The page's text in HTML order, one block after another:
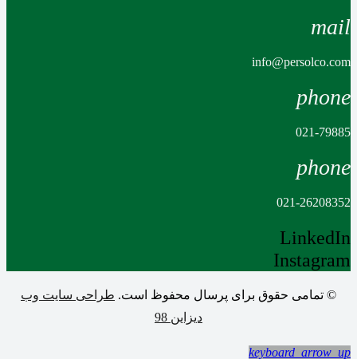
mail
info@persolco.com
phone
021-79885
phone
021-26208352
LinkedIn
Instagram
© تمامی حقوق برای پرسال محفوظ است. طراحی سایت وب
دیزاین 98
keyboard_arrow_up